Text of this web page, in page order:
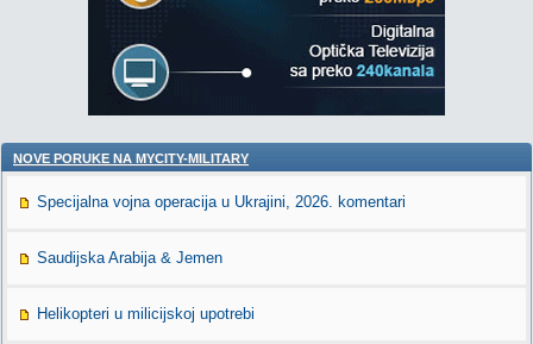
NOVE PORUKE NA MYCITY-MILITARY
Specijalna vojna operacija u Ukrajini, 2026. komentari
Saudijska Arabija & Jemen
Helikopteri u milicijskoj upotrebi